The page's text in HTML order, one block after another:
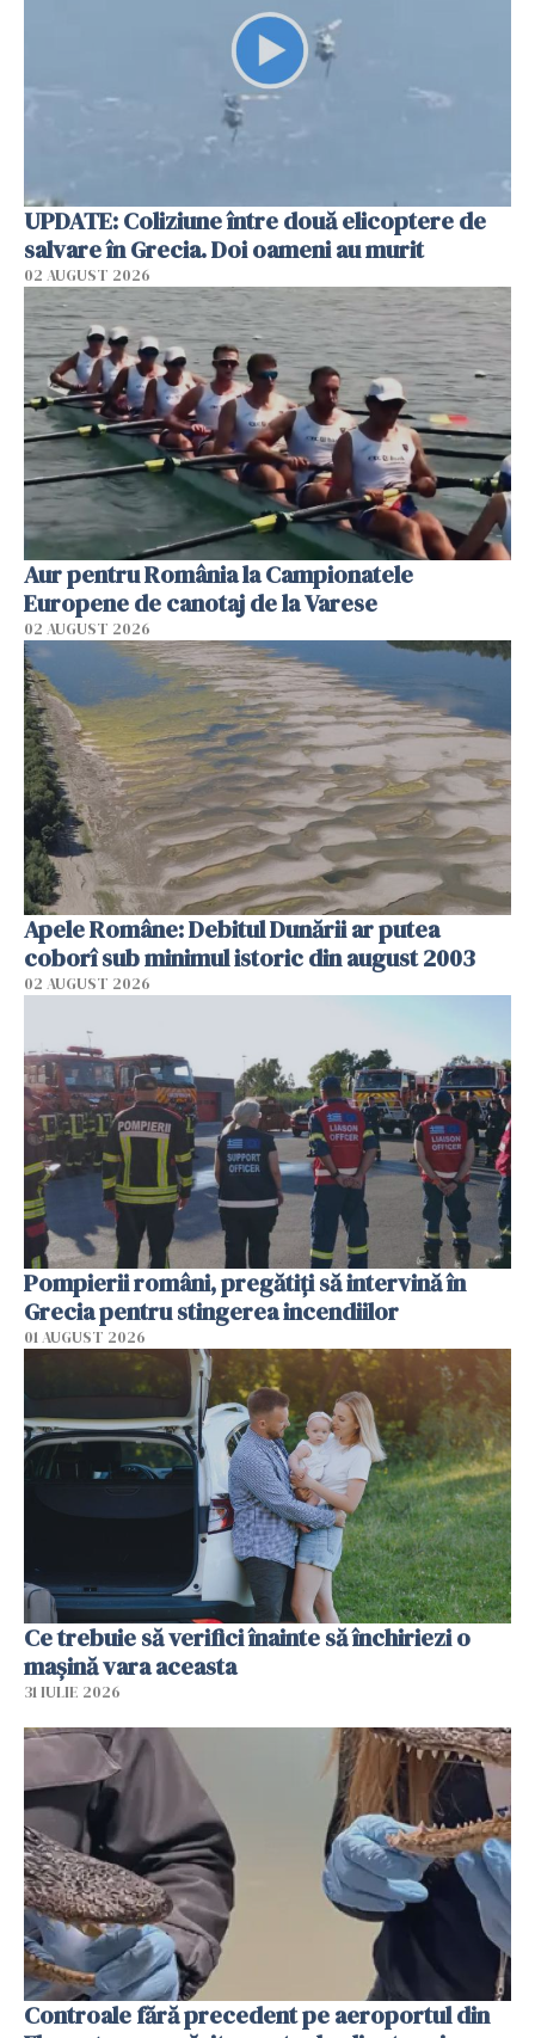
UPDATE: Coliziune între două elicoptere de
salvare în Grecia. Doi oameni au murit
02 AUGUST 2026
Aur pentru România la Campionatele
Europene de canotaj de la Varese
02 AUGUST 2026
Apele Române: Debitul Dunării ar putea
coborî sub minimul istoric din august 2003
02 AUGUST 2026
Pompierii români, pregătiţi să intervină în
Grecia pentru stingerea incendiilor
01 AUGUST 2026
Ce trebuie să verifici înainte să închiriezi o
mașină vara aceasta
31 IULIE 2026
Controale fără precedent pe aeroportul din